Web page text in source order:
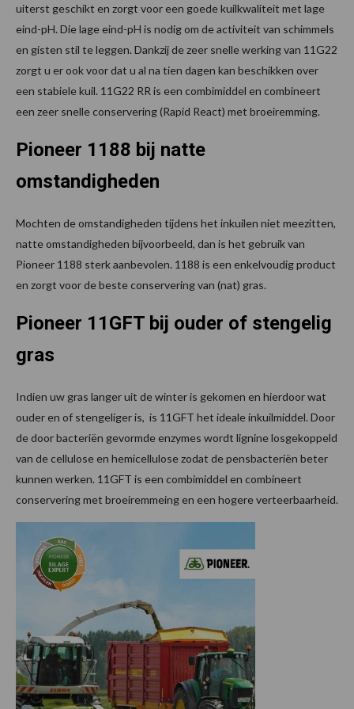
uiterst geschikt en zorgt voor een goede kuilkwaliteit met lage
eind-pH. Die lage eind-pH is nodig om de activiteit van schimmels
en gisten stil te leggen. Dankzij de zeer snelle werking van 11G22
zorgt u er ook voor dat u al na tien dagen kan beschikken over
een stabiele kuil. 11G22 RR is een combimiddel en combineert
een zeer snelle conservering (Rapid React) met broeiremming.
Pioneer 1188 bij natte
omstandigheden
Mochten de omstandigheden tijdens het inkuilen niet meezitten,
natte omstandigheden bijvoorbeeld, dan is het gebruik van
Pioneer 1188 sterk aanbevolen. 1188 is een enkelvoudig product
en zorgt voor de beste conservering van (nat) gras.
Pioneer 11GFT bij ouder of stengelig
gras
Indien uw gras langer uit de winter is gekomen en hierdoor wat
ouder en of stengeliger is, is 11GFT het ideale inkuilmiddel. Door
de door bacteriën gevormde enzymes wordt lignine losgekoppeld
van de cellulose en hemicellulose zodat de pensbacteriën beter
kunnen werken. 11GFT is een combimiddel en combineert
conservering met broeiremmeing en een hogere verteerbaarheid.